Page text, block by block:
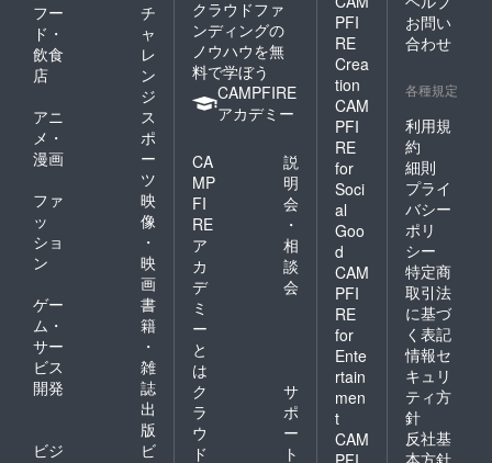
フー
ド・
飲食
店
チ
ャ
レ
ン
ジ
アニ
メ・
漫画
ス
ポ
ー
ツ
ファ
ッ
ショ
ン
映
像
・
映
画
ゲー
ム・
サー
ビス
開発
書
籍
・
雑
誌
出
版
ビジ
ビ
クラウドファ
ンディングの
ノウハウを無
料で学ぼう
CAMPFIRE
アカデミー
CA
MP
FI
RE
ア
カ
デ
ミ
ー
と
は
説
明
会
・
相
談
会
ク
ラ
ウ
ド
サ
ポ
ー
ト
PFI
RE
Crea
tion
CAM
PFI
RE
for
Soci
al
Goo
d
CAM
PFI
RE
for
Ente
rtain
men
t
CAM
お問い
合わせ
各種規定
利用規
約
細則
プライ
バシー
ポリ
シー
特定商
取引法
に基づ
く表記
情報セ
キュリ
ティ方
針
反社基